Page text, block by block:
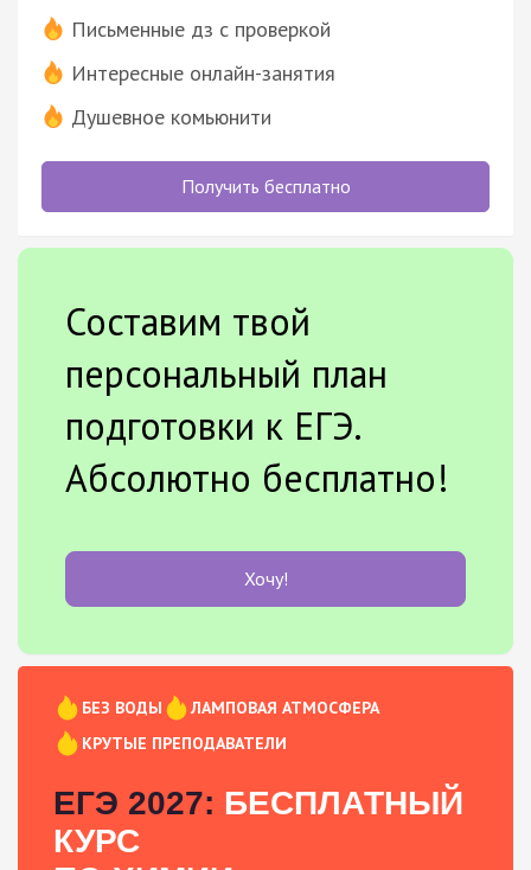
Письменные дз с проверкой
Интересные онлайн-занятия
Душевное комьюнити
Получить бесплатно
Составим твой
персональный план
подготовки к ЕГЭ.
Абсолютно бесплатно!
Хочу!
БЕЗ ВОДЫ
ЛАМПОВАЯ АТМОСФЕРА
КРУТЫЕ ПРЕПОДАВАТЕЛИ
ЕГЭ 2027: БЕСПЛАТНЫЙ
КУРС